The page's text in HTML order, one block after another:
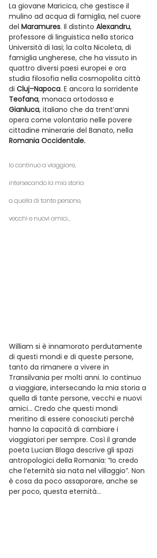
La giovane Maricica, che gestisce il
mulino ad acqua di famiglia, nel cuore
del Maramures. Il distinto Alexandru,
professore di linguistica nella storica
Università di Iasi; la colta Nicoleta, di
famiglia ungherese, che ha vissuto in
quattro diversi paesi europei e ora
studia filosofia nella cosmopolita città
di Cluj–Napoca. E ancora la sorridente
Teofana, monaca ortodossa e
Gianluca, italiano che da trent’anni
opera come volontario nelle povere
cittadine minerarie del Banato, nella
Romania Occidentale.
Io continuo a viaggiare,
intersecando la mia storia
a quella di tante persone,
vecchi e nuovi amici…
William si è innamorato perdutamente
di questi mondi e di queste persone,
tanto da rimanere a vivere in
Transilvania per molti anni. Io continuo
a viaggiare, intersecando la mia storia a
quella di tante persone, vecchi e nuovi
amici… Credo che questi mondi
meritino di essere conosciuti perché
hanno la capacità di cambiare i
viaggiatori per sempre. Così il grande
poeta Lucian Blaga descrive gli spazi
antropologici della Romania: “Io credo
che l’eternità sia nata nel villaggio”. Non
è cosa da poco assaporare, anche se
per poco, questa eternità…